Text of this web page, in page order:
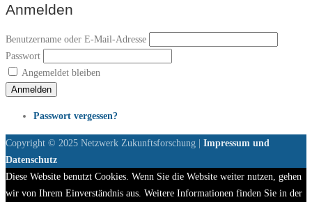
Anmelden
Benutzername oder E-Mail-Adresse
Passwort
Angemeldet bleiben
Anmelden
Passwort vergessen?
Copyright © 2025 Netzwerk Zukunftsforschung | Impressum und
Datenschutz
Diese Website benutzt Cookies. Wenn Sie die Website weiter nutzen, gehen
wir von Ihrem Einverständnis aus. Weitere Informationen finden Sie in der